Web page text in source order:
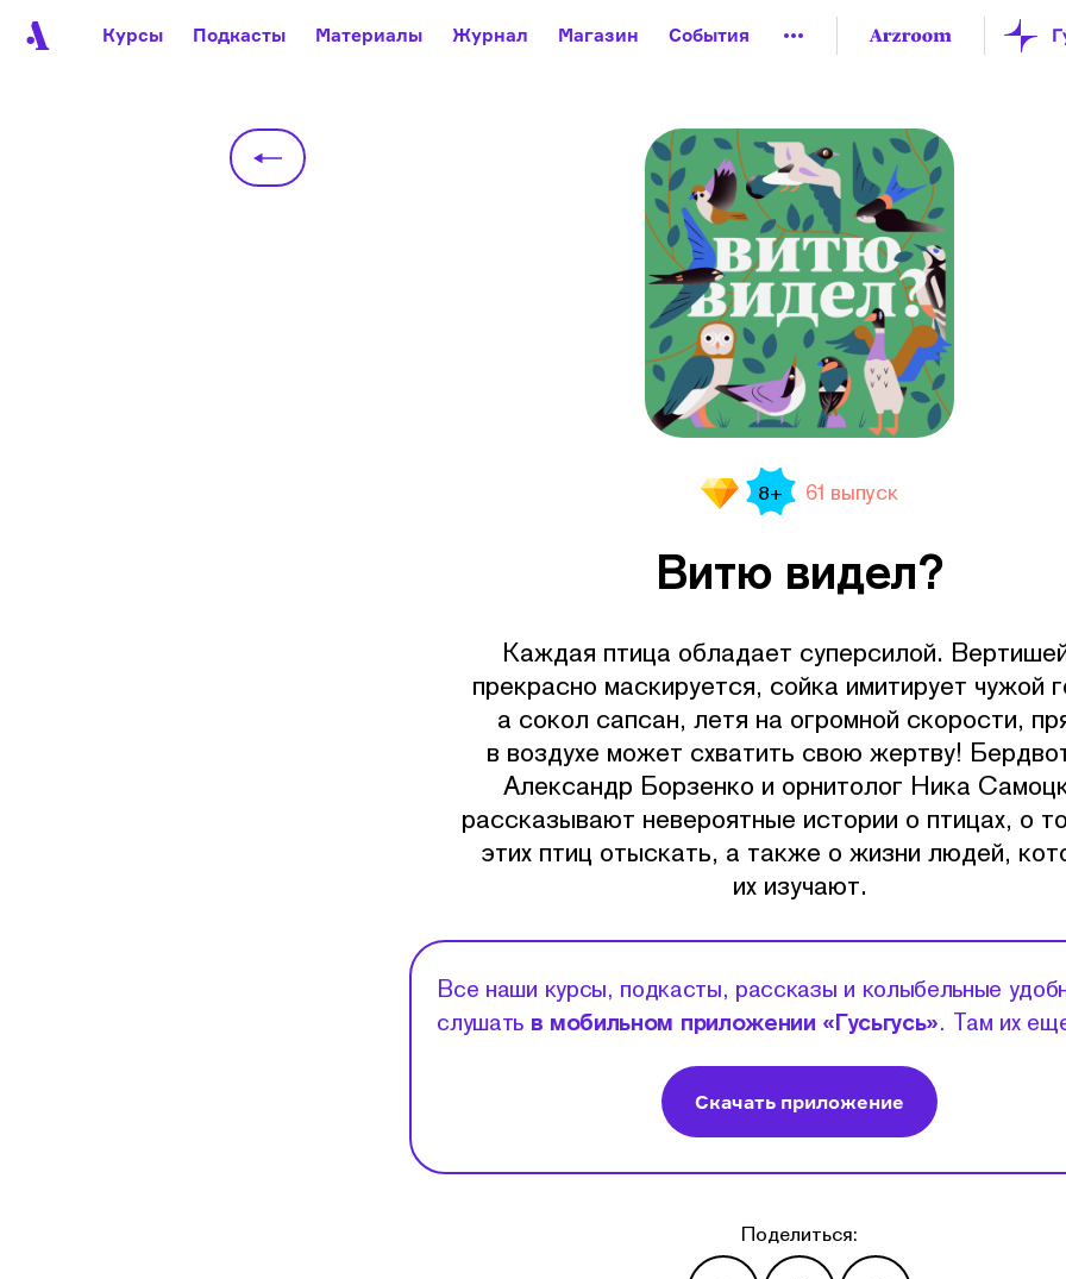
Курсы Подкасты Материалы Журнал Магазин События
Русский язык от «гой еси» до «лол кек»
Русское искусство XX века
Русская литература XX века
8+ 61 выпуск
Витю видел?
Каждая птица обладает суперсилой.
прекрасно маскируется, сойка имитирует чужой
а сокол сапсан, летя на огромной скорости,
в воздухе может схватить свою жертву!
Александр Борзенко и орнитолог Ника
рассказывают невероятные истории о птицах, о
этих птиц отыскать, а также о жизни людей,
их изучают.
Все наши курсы, подкасты, рассказы и колыбельные
слушать в мобильном приложении «Гусьгусь». Там их
Скачать приложение
Поделиться: